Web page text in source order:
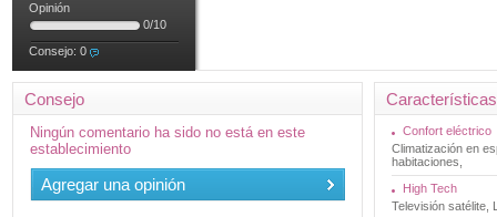
Opinión
0/10
Consejo: 0
Características
Confort eléctrico
Climatización en
habitaciones,
High Tech
Televisión satélite,
Consejo
Ningún comentario ha sido no está en este
establecimiento
Agregar una opinión